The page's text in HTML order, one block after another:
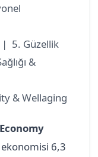
5. Güzellik
&
& Wellaging
6,3